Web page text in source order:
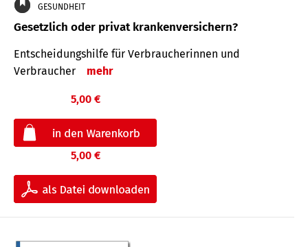
GESUNDHEIT
Gesetzlich oder privat krankenversichern?
Entscheidungshilfe für Verbraucherinnen und
Verbraucher
mehr
5,00 €
5,00 €